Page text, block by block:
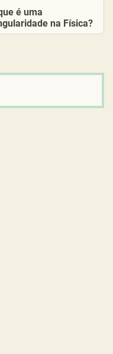
é uma
na Física?